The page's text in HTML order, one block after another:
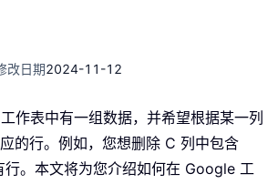
改日期2024-11-12
作表中有一组数据，并希望根据某一列
的行。例如，您想删除 C 列中包含
行。本文将为您介绍如何在 Google 工